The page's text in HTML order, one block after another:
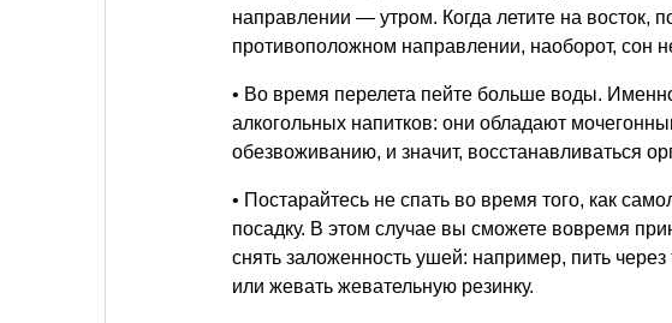
направлении — утром. Когда летите на восток,
противоположном направлении, наоборот, сон
• Во время перелета пейте больше воды.
алкогольных напитков: они обладают
обезвоживанию, и значит, восстанавливаться
• Постарайтесь не спать во время того, как
посадку. В этом случае вы сможете вовремя
снять заложенность ушей: например, пить через
или жевать жевательную резинку.